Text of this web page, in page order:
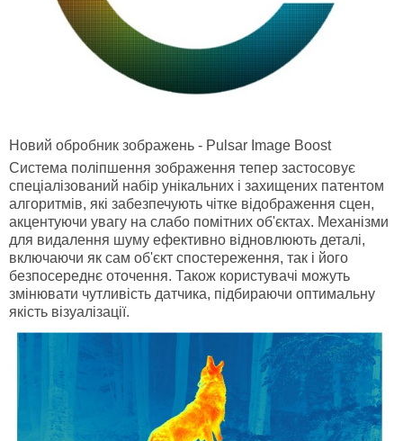
Новий обробник зображень - Pulsar Image Boost
Система поліпшення зображення тепер застосовує
спеціалізований набір унікальних і захищених патентом
алгоритмів, які забезпечують чітке відображення сцен,
акцентуючи увагу на слабо помітних об'єктах. Механізми
для видалення шуму ефективно відновлюють деталі,
включаючи як сам об'єкт спостереження, так і його
безпосереднє оточення. Також користувачі можуть
змінювати чутливість датчика, підбираючи оптимальну
якість візуалізації.